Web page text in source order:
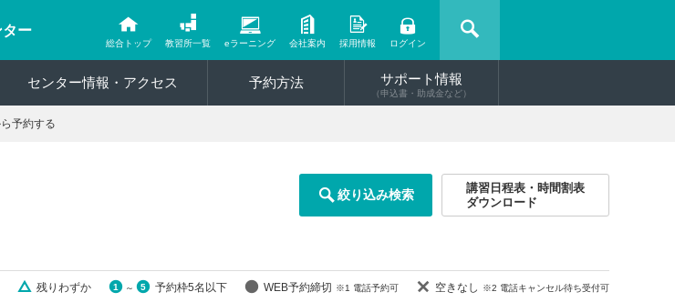
ター
総合トップ 教習所一覧 eラーニング 会社案内 採用情報 ログイン
センター情報・アクセス 予約方法 サポート情報
（申込書・助成金など）
予約する
絞り込み検索
講習日程表・時間割表
ダウンロード
残りわずか 1 ～ 5 予約枠5名以下 WEB予約締切 ※1 電話予約可 空きなし ※2 電話キャンセル待ち受付可